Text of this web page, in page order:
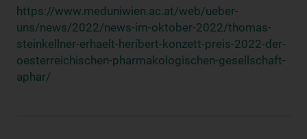
https://www.meduniwien.ac.at/web/ueber-
uns/news/2022/news-im-oktober-2022/thomas-
steinkellner-erhaelt-heribert-konzett-preis-2022-der-
oesterreichischen-pharmakologischen-gesellschaft-
aphar/